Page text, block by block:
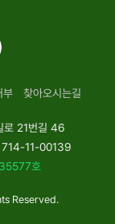
부 찾아오시는길
로 21번길 46
714-11-00139
호
Reserved.